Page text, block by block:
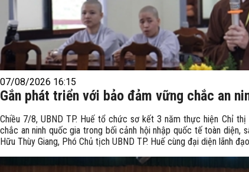
07/08/2026 16:15
Gắn phát triển với bảo đảm vững chắc an
Chiều 7/8, UBND TP. Huế tổ chức sơ kết 3 năm thực hiện Chỉ
chắc an ninh quốc gia trong bối cảnh hội nhập quốc tế toàn diện,
Hữu Thùy Giang, Phó Chủ tịch UBND TP. Huế cùng đại diện lãnh